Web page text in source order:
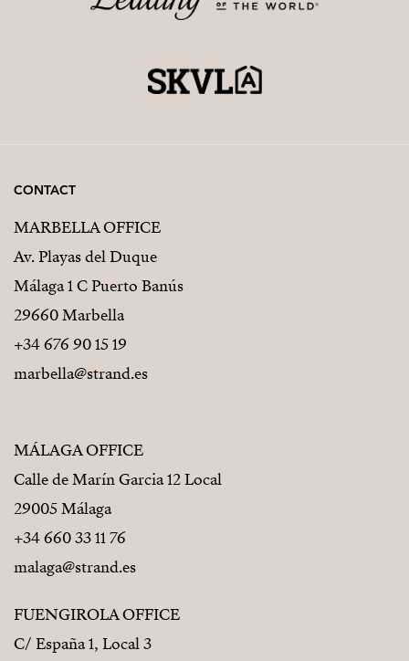
CONTACT
MARBELLA OFFICE
Av. Playas del Duque
Málaga 1 C Puerto Banús
29660 Marbella
+34 676 90 15 19
marbella@strand.es
MÁLAGA OFFICE
Calle de Marín Garcia 12 Local
29005 Málaga
+34 660 33 11 76
malaga@strand.es
FUENGIROLA OFFICE
C/ España 1, Local 3